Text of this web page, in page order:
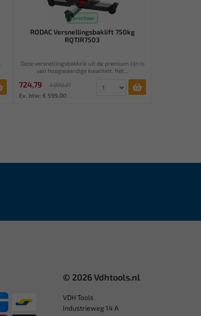
Leverbaar
RODAC Versnellingsbaklift 750kg
RQTJR7503
Deze versnellingsbakkrik uit de premium lijn is
van hoogwaardige kwaliteit. Het...
724,79
1.090,21
Ex. btw: € 599,00
© 2026 Vdhtools.nl
VDH Tools
Industrieweg 14 A